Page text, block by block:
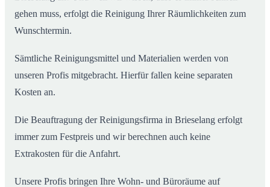
gehen muss, erfolgt die Reinigung Ihrer Räumlichkeiten zum
Wunschtermin.
Sämtliche Reinigungsmittel und Materialien werden von
unseren Profis mitgebracht. Hierfür fallen keine separaten
Kosten an.
Die Beauftragung der Reinigungsfirma in Brieselang erfolgt
immer zum Festpreis und wir berechnen auch keine
Extrakosten für die Anfahrt.
Unsere Profis bringen Ihre Wohn- und Büroräume auf